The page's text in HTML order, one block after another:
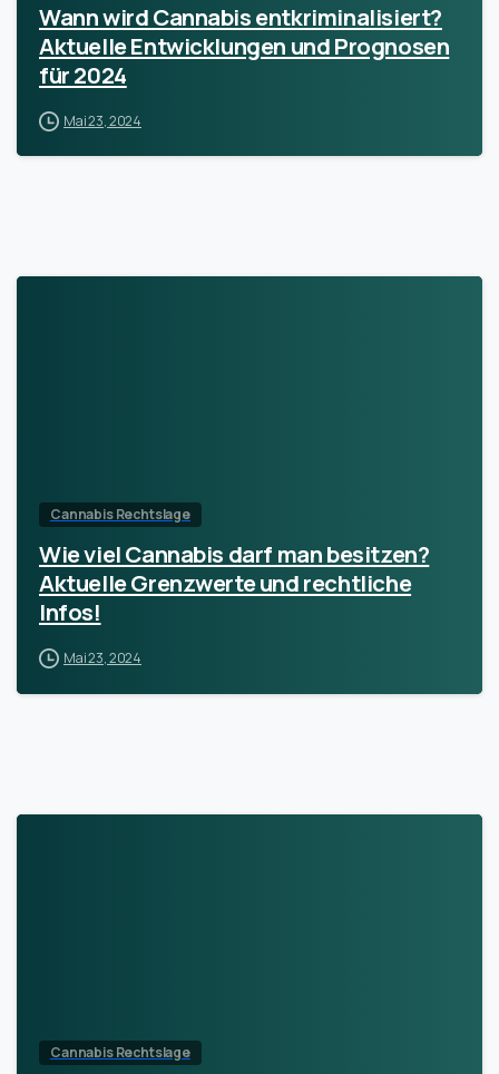
Wann wird Cannabis entkriminalisiert?
Aktuelle Entwicklungen und Prognosen
für 2024
Mai 23, 2024
Cannabis Rechtslage
Wie viel Cannabis darf man besitzen?
Aktuelle Grenzwerte und rechtliche
Infos!
Mai 23, 2024
Cannabis Rechtslage